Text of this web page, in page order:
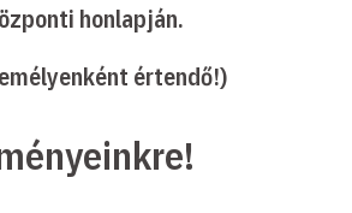
honlapján.
értendő!)